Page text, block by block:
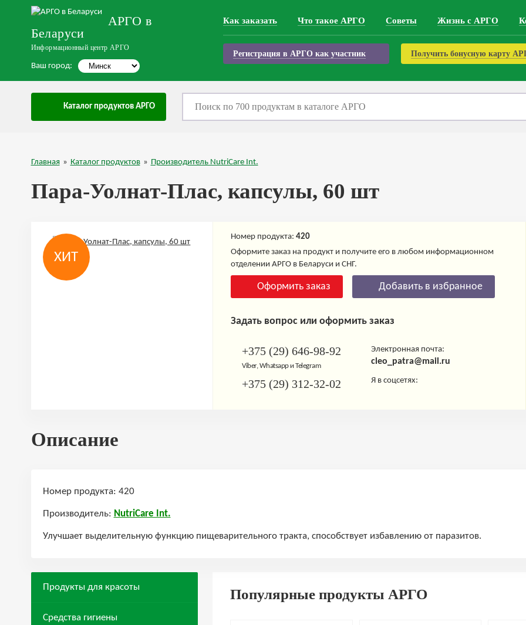
АРГО в
Беларуси
Информационный центр АРГО
Ваш город:
Как заказать Что такое АРГО Советы Жизнь с АРГО
Регистрация в АРГО как участник Получить бонусную карту
Каталог продуктов АРГО
Главная » Каталог продуктов » Производитель NutriCare Int.
Пара-Уолнат-Плас, капсулы, 60 шт
ХИТ
Номер продукта:420
Оформите заказ на продукт и получите его в любом информационном
отделении АРГО в Беларуси и СНГ.
Оформить заказ Добавить в избранное
Задать вопрос или оформить заказ
+375 (29) 646-98-92
Viber, Whatsapp и Telegram
+375 (29) 312-32-02
Электронная почта:
cleo_patra@mail.ru
Я в соцсетях:
Описание
Номер продукта: 420
Производитель: NutriCare Int.
Улучшает выделительную функцию пищеварительного тракта, способствует избавлению от паразитов.
Продукты для красоты
Средства гигиены
Популярные продукты АРГО